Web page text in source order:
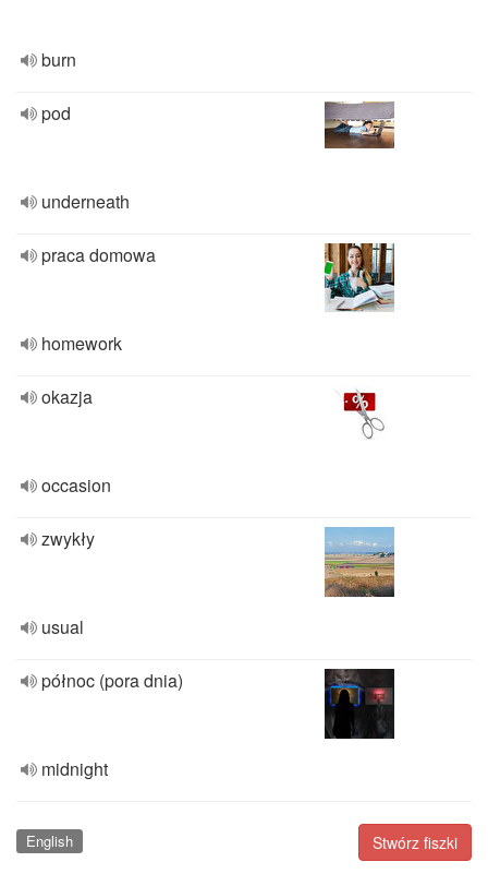
burn
pod
underneath
praca domowa
homework
okazja
occasion
zwykły
usual
północ (pora dnia)
midnight
Stwórz fiszki
English